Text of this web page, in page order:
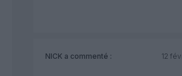
NICK a commenté :
12